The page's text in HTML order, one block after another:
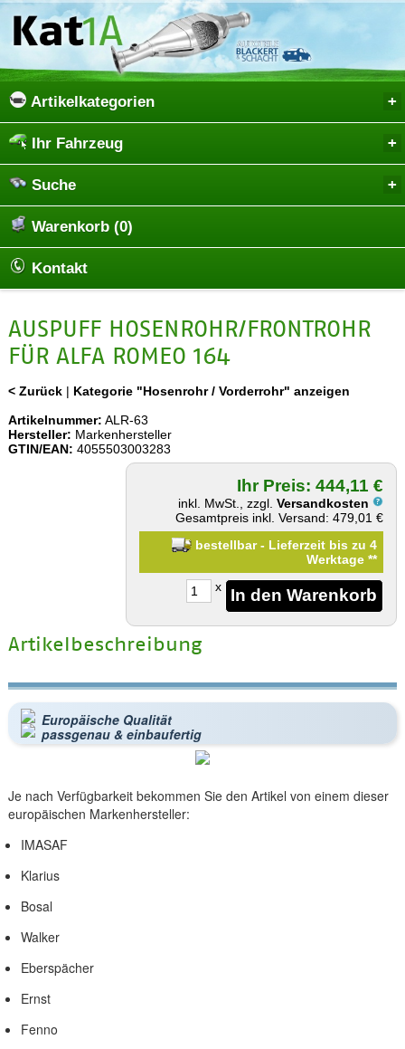
Artikelkategorien
Ihr Fahrzeug
Suche
Warenkorb (0)
Kontakt
AUSPUFF HOSENROHR/FRONTROHR
FÜR ALFA ROMEO 164
< Zurück| Kategorie "Hosenrohr / Vorderrohr" anzeigen
Artikelnummer: ALR-63
Hersteller: Markenhersteller
GTIN/EAN: 4055503003283
Ihr Preis: 444,11 €
inkl. MwSt., zzgl.Versandkosten
Gesamtpreis inkl. Versand: 479,01 €
bestellbar - Lieferzeit bis zu 4
Werktage**
x
Artikelbeschreibung
Europäische Qualität
passgenau & einbaufertig
Je nach Verfügbarkeit bekommen Sie den Artikel von einem dieser
europäischen Markenhersteller:
IMASAF
Klarius
Bosal
Walker
Eberspächer
Ernst
Fenno